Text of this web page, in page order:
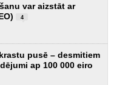
var aizstāt ar
4
pusē – desmitiem
ap 100 000 eiro